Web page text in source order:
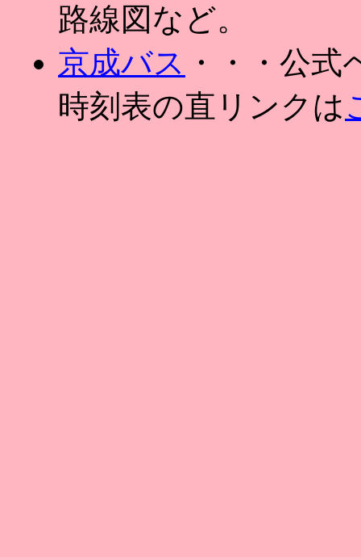
路線図など。
京成バス ・・・公
時刻表の直リンクは